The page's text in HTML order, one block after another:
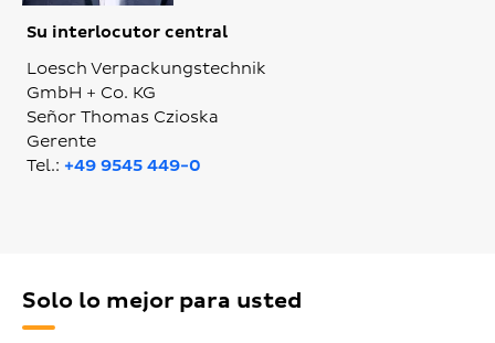
Su interlocutor central
Loesch Verpackungstechnik
GmbH + Co. KG
Señor Thomas Czioska
Gerente
Tel.: +49 9545 449-0
Solo lo mejor para usted